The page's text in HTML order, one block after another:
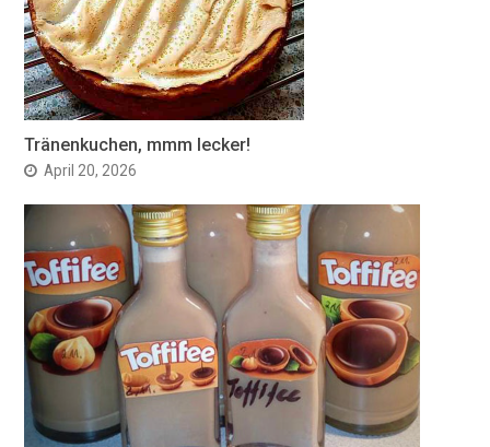
Tränenkuchen, mmm lecker!
April 20, 2026